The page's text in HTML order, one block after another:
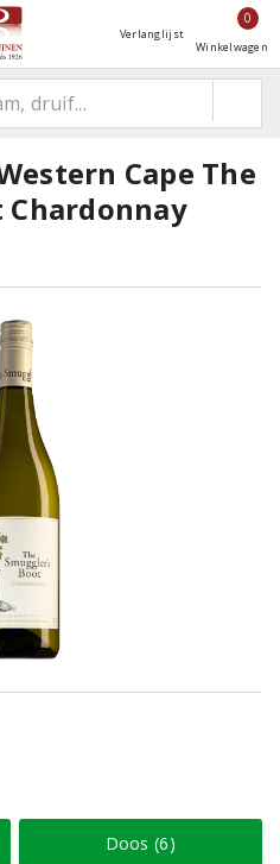
Verlanglijst
0
Winkelwagen
Cape The
Chardonnay
Doos (6)